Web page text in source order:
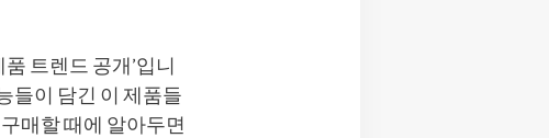
트렌드 공개’입니
들이 담긴 이 제품들
매할 때에 알아두면